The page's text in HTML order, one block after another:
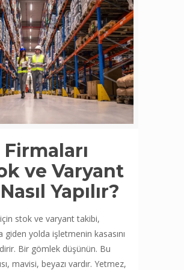
ve Varyant
Yapılır?
stok ve varyant takibi,
giden yolda işletmenin kasasını
Bir gömlek düşünün. Bu
mavisi, beyazı vardır. Yetmez,